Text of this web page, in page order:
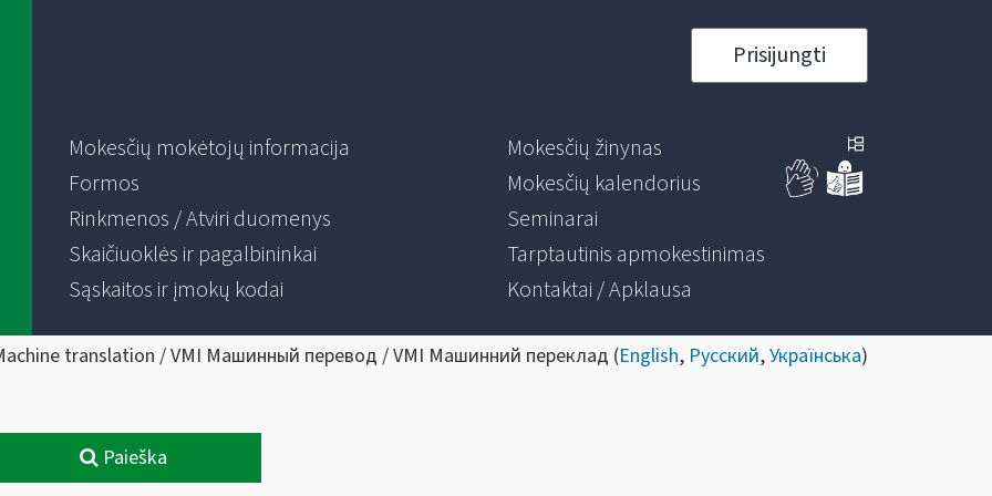
Prisijungti
Mokesčių mokėtojų informacija
Formos
Rinkmenos / Atviri duomenys
Skaičiuoklės ir pagalbininkai
Sąskaitos ir įmokų kodai
Mokesčių žinynas
Mokesčių kalendorius
Seminarai
Tarptautinis apmokestinimas
Kontaktai / Apklausa
translation / VMI Машинный перевод / VMI Машинний переклад (English, Русский,Українська)
Paieška